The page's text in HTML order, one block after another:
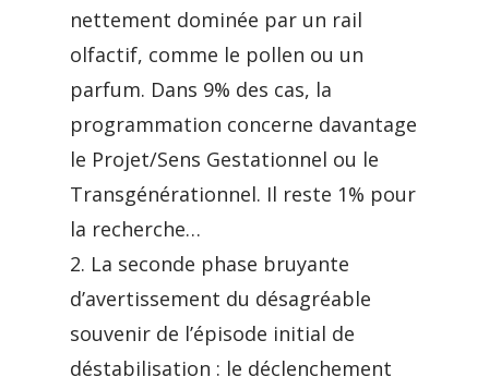
nettement dominée par un rail
olfactif, comme le pollen ou un
parfum. Dans 9% des cas, la
programmation concerne davantage
le Projet/Sens Gestationnel ou le
Transgénérationnel. Il reste 1% pour
la recherche…
2. La seconde phase bruyante
d’avertissement du désagréable
souvenir de l’épisode initial de
déstabilisation : le déclenchement